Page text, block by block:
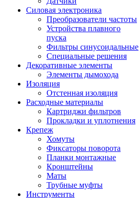
Силовая электроника
Преобразователи частоты
Устройства плавного
пуска
Фильтры синусоидальные
Специальные решения
Декоративные элементы
Элементы дымохода
Изоляция
Отстенная изоляция
Расходные материалы
Картриджи фильтров
Прокладки и уплотнения
Крепеж
Хомуты
Фиксаторы поворота
Планки монтажные
Кронштейны
Маты
Трубные муфты
Инструменты